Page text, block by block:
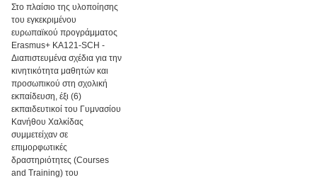
Στο πλαίσιο της υλοποίησης
του εγκεκριμένου
ευρωπαϊκού προγράμματος
Erasmus+ KA121-SCH -
Διαπιστευμένα σχέδια για την
κινητικότητα μαθητών και
προσωπικού στη σχολική
εκπαίδευση, έξι (6)
εκπαιδευτικοί του Γυμνασίου
Κανήθου Χαλκίδας
συμμετείχαν σε
επιμορφωτικές
δραστηριότητες (Courses
and Training) του